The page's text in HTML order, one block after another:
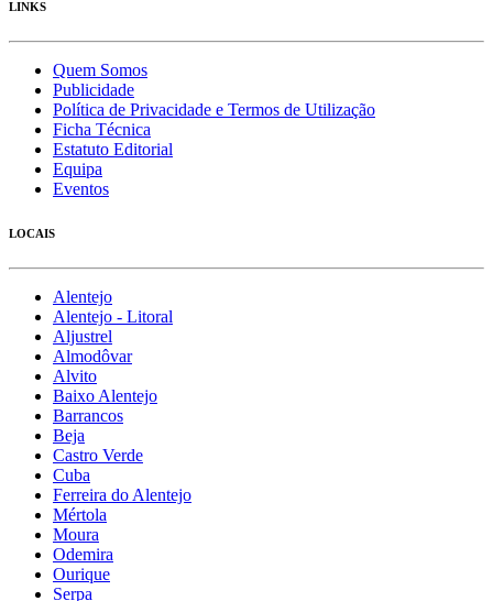
LINKS
Quem Somos
Publicidade
Política de Privacidade e Termos de Utilização
Ficha Técnica
Estatuto Editorial
Equipa
Eventos
LOCAIS
Alentejo
Alentejo - Litoral
Aljustrel
Almodôvar
Alvito
Baixo Alentejo
Barrancos
Beja
Castro Verde
Cuba
Ferreira do Alentejo
Mértola
Moura
Odemira
Ourique
Serpa